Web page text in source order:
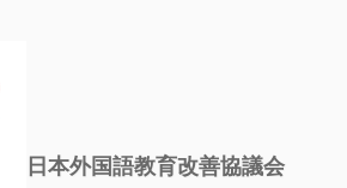
日本外国語教育改善協議会